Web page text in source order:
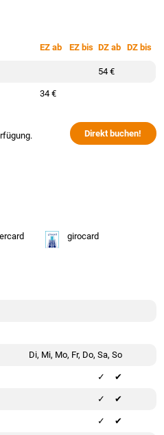
EZ ab EZ bis DZ ab DZ bis
54 €
34 €
Direkt buchen!
girocard
Di, Mi, Mo, Fr, Do, Sa, So
✔
✔
✔